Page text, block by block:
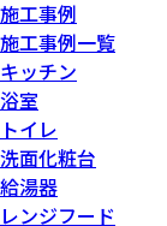
施工事例
施工事例一覧
キッチン
浴室
トイレ
洗面化粧台
給湯器
レンジフード